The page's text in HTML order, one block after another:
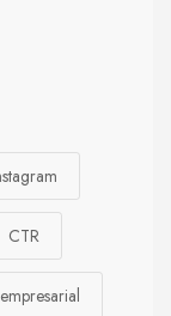
CTR